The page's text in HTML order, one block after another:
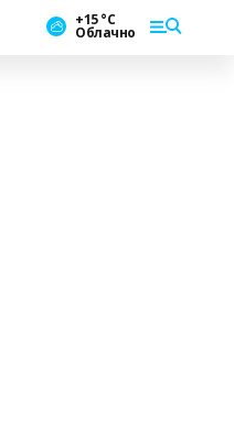
+15 °С
Облачно